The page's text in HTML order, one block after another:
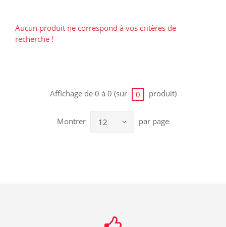
Aucun produit ne correspond à vos critères de
recherche !
Affichage de 0 à 0 (sur 0 produit)
Montrer 12 par page